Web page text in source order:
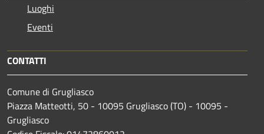
Luoghi
Eventi
CONTATTI
Comune di Grugliasco
Piazza Matteotti, 50 - 10095 Grugliasco (TO) - 10095 -
Grugliasco